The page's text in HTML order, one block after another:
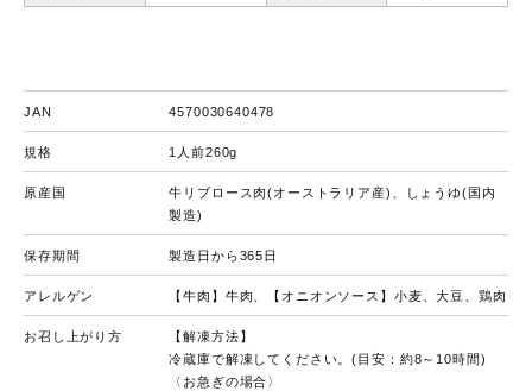
JAN 4570030640478
規格 1人前260g
原産国
牛リブロース肉(オーストラリア産)、しょうゆ(国内
製造)
保存期間 製造日から365日
アレルゲン 【牛肉】牛肉、【オニオンソース】小麦、大豆、鶏肉
お召し上がり方
【解凍方法】
冷蔵庫で解凍してください。(目安：約8～10時間)
〈お急ぎの場合〉